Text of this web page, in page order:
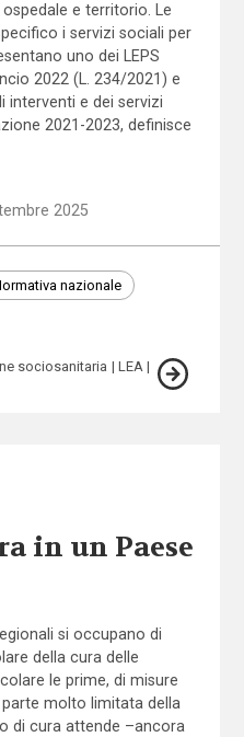
e territorio. Le
i servizi sociali per
uno dei LEPS
2022 (L. 234/2021) e
interventi e dei servizi
2021-2023, definisce
2025
nazionale
sociosanitaria
LEA
in un Paese
si occupano di
della cura delle
le prime, di misure
molto limitata della
di cura attende –ancora